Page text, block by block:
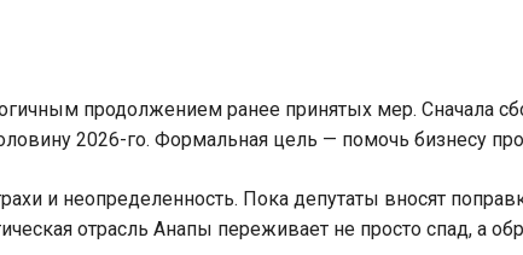
продолжением ранее принятых мер. Сначала
2026-го. Формальная цель — помочь бизнесу
и неопределенность. Пока депутаты вносят
отрасль Анапы переживает не просто спад, а